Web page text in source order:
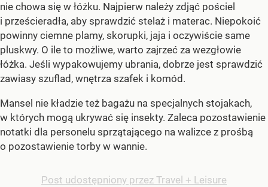
nie chowa się w łóżku. Najpierw należy zdjąć pościel
i prześcieradła, aby sprawdzić stelaż i materac. Niepokoić
powinny ciemne plamy, skorupki, jaja i oczywiście same
pluskwy. O ile to możliwe, warto zajrzeć za wezgłowie
łóżka. Jeśli wypakowujemy ubrania, dobrze jest sprawdzić
zawiasy szuflad, wnętrza szafek i komód.
Mansel nie kładzie też bagażu na specjalnych stojakach,
w których mogą ukrywać się insekty. Zaleca pozostawienie
notatki dla personelu sprzątającego na walizce z prośbą
o pozostawienie torby w wannie.
Post udostępniony przez Travel + Leisure